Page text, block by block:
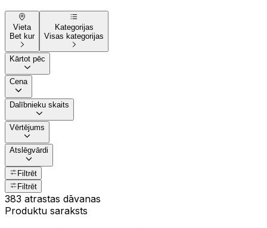
Vieta
Bet kur
Kategorijas
Visas kategorijas
Kārtot pēc
Cena
Dalībnieku skaits
Vērtējums
Atslēgvārdi
Filtrēt
Filtrēt
383 atrastas dāvanas
Produktu saraksts